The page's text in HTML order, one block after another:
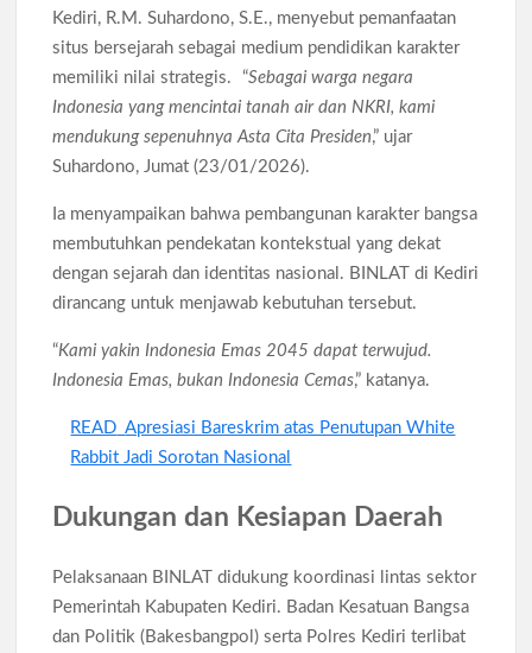
Kediri, R.M. Suhardono, S.E., menyebut pemanfaatan
situs bersejarah sebagai medium pendidikan karakter
memiliki nilai strategis. “Sebagai warga negara
Indonesia yang mencintai tanah air dan NKRI, kami
mendukung sepenuhnya Asta Cita Presiden,” ujar
Suhardono, Jumat (23/01/2026).
Ia menyampaikan bahwa pembangunan karakter bangsa
membutuhkan pendekatan kontekstual yang dekat
dengan sejarah dan identitas nasional. BINLAT di Kediri
dirancang untuk menjawab kebutuhan tersebut.
“Kami yakin Indonesia Emas 2045 dapat terwujud.
Indonesia Emas, bukan Indonesia Cemas,” katanya.
READ Apresiasi Bareskrim atas Penutupan White
Rabbit Jadi Sorotan Nasional
Dukungan dan Kesiapan Daerah
Pelaksanaan BINLAT didukung koordinasi lintas sektor
Pemerintah Kabupaten Kediri. Badan Kesatuan Bangsa
dan Politik (Bakesbangpol) serta Polres Kediri terlibat